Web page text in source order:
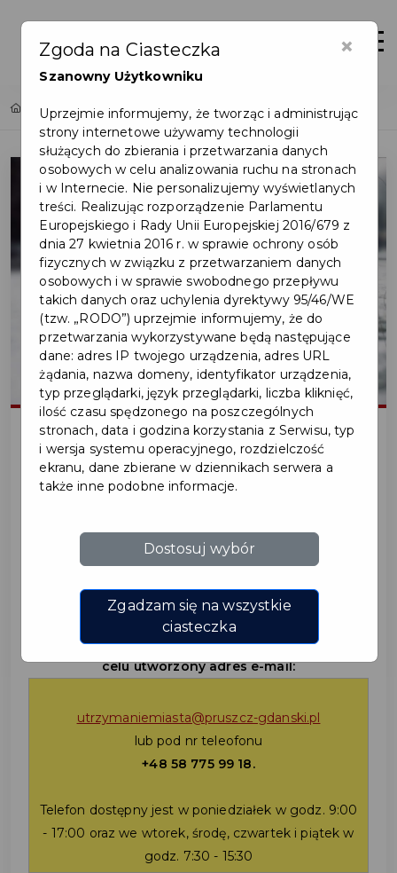
Zaloguj
Home Lista aktualności Utrzymanie miasta
2021-01-28
się z nami tą informacją.
Zgłoszenia przyjmujemy na specjalnie do tego
celu utworzony adres e-mail:
utrzymaniemiasta@pruszcz-gdanski.pl
lub pod nr teleofonu
+48 58 775 99 18.
Telefon dostępny jest w poniedziałek w godz. 9:00
- 17:00 oraz we wtorek, środę, czwartek i piątek w
godz. 7:30 - 15:30
×
Zgoda na Ciasteczka
Szanowny Użytkowniku
Uprzejmie informujemy, że tworząc i administrując
strony internetowe używamy technologii
służących do zbierania i przetwarzania danych
osobowych w celu analizowania ruchu na stronach
i w Internecie. Nie personalizujemy wyświetlanych
treści. Realizując rozporządzenie Parlamentu
Europejskiego i Rady Unii Europejskiej 2016/679 z
dnia 27 kwietnia 2016 r. w sprawie ochrony osób
fizycznych w związku z przetwarzaniem danych
osobowych i w sprawie swobodnego przepływu
takich danych oraz uchylenia dyrektywy 95/46/WE
(tzw. „RODO”) uprzejmie informujemy, że do
przetwarzania wykorzystywane będą następujące
dane: adres IP twojego urządzenia, adres URL
żądania, nazwa domeny, identyfikator urządzenia,
typ przeglądarki, język przeglądarki, liczba kliknięć,
ilość czasu spędzonego na poszczególnych
stronach, data i godzina korzystania z Serwisu, typ
i wersja systemu operacyjnego, rozdzielczość
ekranu, dane zbierane w dziennikach serwera a
także inne podobne informacje.
Dostosuj wybór
Zgadzam się na wszystkie
ciasteczka